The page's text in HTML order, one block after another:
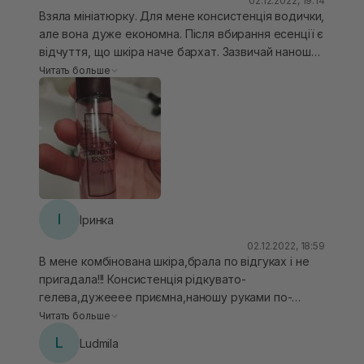
чудово підходить під роликових масажер: не
скатується і полегшує масаж
Взяла мініатюрку. Для мене консистенція водички,
але вона дуже економна. Після вбирання есенції є
відчуття, що шкіра наче бархат. Зазвичай наношу
після aha/bha тонеру, для зволоження. І закриваю
кремом.
Читать больше
І Іринка
02.12.2022, 18:59
В мене комбінована шкіра,брала по відгуках і не
пригадала!!! Консистенція рідкувато-
гелева,дужееее приємна,наношу руками по-
хлопуючи по обличчі,обличчя виглядає
обличчя.Користуюся в любі пори року. Мені
Читать больше
L Ludmila